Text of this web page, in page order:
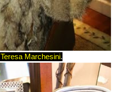
Teresa Marchesini.